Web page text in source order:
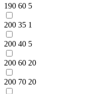
190 60 5
200 35 1
200 40 5
200 60 20
200 70 20